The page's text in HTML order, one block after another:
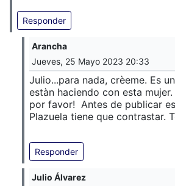
Responder
Arancha
Jueves, 25 Mayo 2023 20:33
Julio...para nada, crèeme. Es
estàn haciendo con esta
por favor! Antes de publicar
Plazuela tiene que contrastar.
Responder
Julio Álvarez